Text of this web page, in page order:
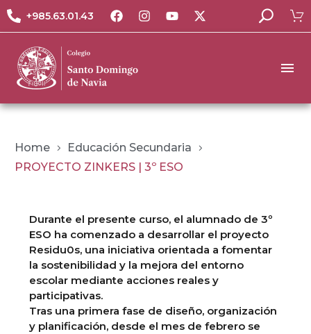
+985.63.01.43
Home
Educación Secundaria
PROYECTO ZINKERS | 3º ESO
Durante el presente curso, el alumnado de 3º
ESO ha comenzado a desarrollar el proyecto
Residu0s, una iniciativa orientada a fomentar
la sostenibilidad y la mejora del entorno
escolar mediante acciones reales y
participativas.
Tras una primera fase de diseño, organización
y planificación, desde el mes de febrero se